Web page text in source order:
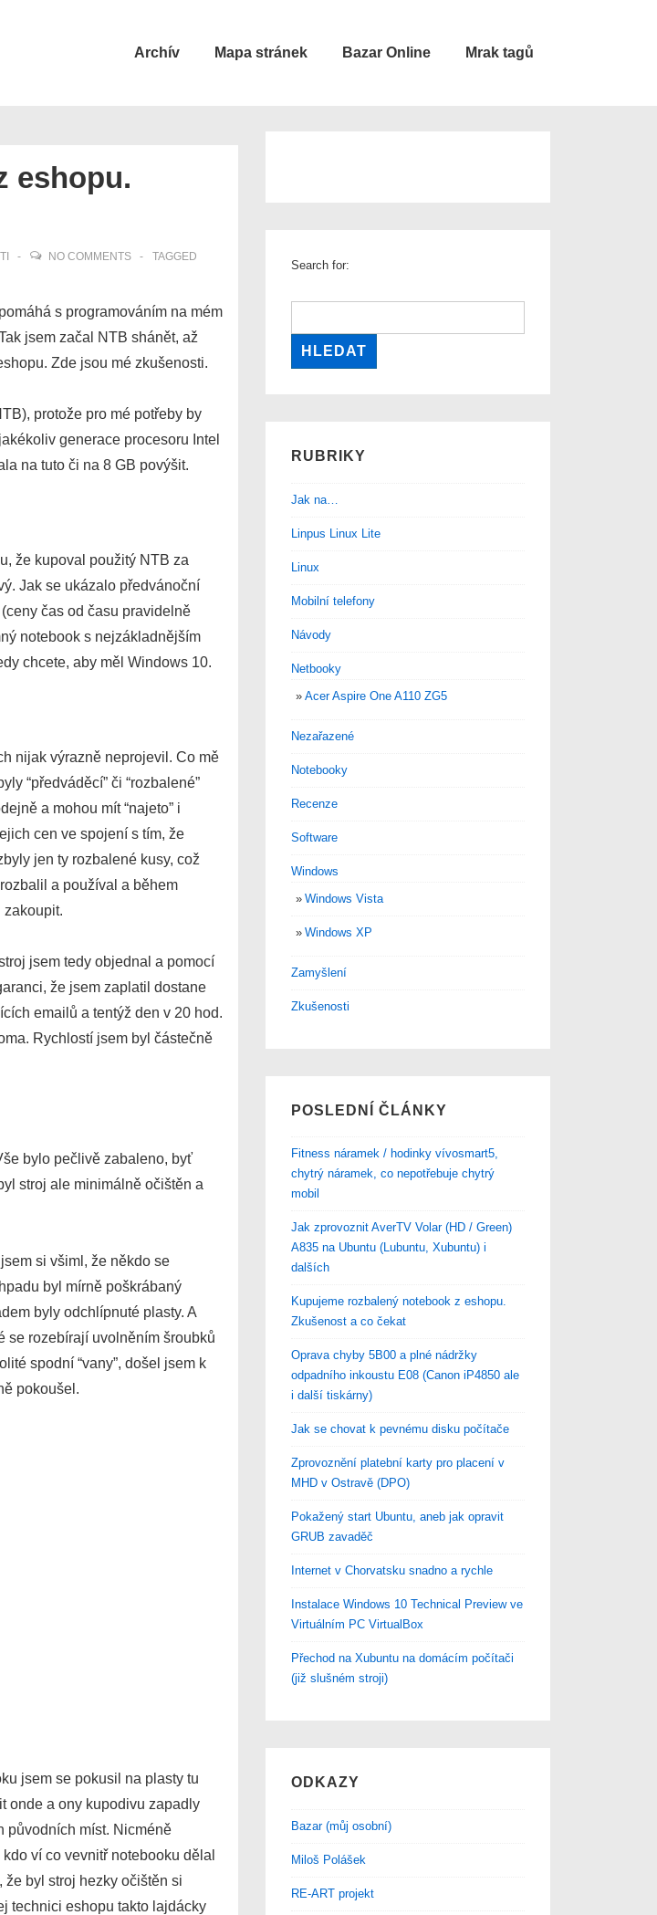
Archív Mapa stránek Bazar Online Mrak tagů
eshopu.
NO COMMENTS
TAGGED
s programováním na mém
jsem začal NTB shánět, až
Zde jsou mé zkušenosti.
protože pro mé potřeby by
generace procesoru Intel
na tuto či na 8 GB povýšit.
že kupoval použitý NTB za
Jak se ukázalo předvánoční
čas od času pravidelně
notebook s nejzákladnějším
chcete, aby měl Windows 10.
nijak výrazně neprojevil. Co mě
“předváděcí” či “rozbalené”
a mohou mít “najeto” i
cen ve spojení s tím, že
jen ty rozbalené kusy, což
a používal a během
zakoupit.
jsem tedy objednal a pomocí
že jsem zaplatil dostane
emailů a tentýž den v 20 hod.
Rychlostí jsem byl částečně
bylo pečlivě zabaleno, byť
stroj ale minimálně očištěn a
si všiml, že někdo se
byl mírně poškrábaný
byly odchlípnuté plasty. A
se rozebírají uvolněním šroubků
spodní “vany”, došel jsem k
pokoušel.
jsem se pokusil na plasty tu
onde a ony kupodivu zapadly
původních míst. Nicméně
ví co vevnitř notebooku dělal
že byl stroj hezky očištěn si
technici eshopu takto lajdácky
Search for:
RUBRIKY
Jak na…
Linpus Linux Lite
Linux
Mobilní telefony
Návody
Netbooky
Acer Aspire One A110 ZG5
Nezařazené
Notebooky
Recenze
Software
Windows
Windows Vista
Windows XP
Zamyšlení
Zkušenosti
POSLEDNÍ ČLÁNKY
Fitness náramek / hodinky vívosmart5,
chytrý náramek, co nepotřebuje chytrý
mobil
Jak zprovoznit AverTV Volar (HD / Green)
A835 na Ubuntu (Lubuntu, Xubuntu) i
dalších
Kupujeme rozbalený notebook z eshopu.
Zkušenost a co čekat
Oprava chyby 5B00 a plné nádržky
odpadního inkoustu E08 (Canon iP4850 ale
i další tiskárny)
Jak se chovat k pevnému disku počítače
Zprovoznění platební karty pro placení v
MHD v Ostravě (DPO)
Pokažený start Ubuntu, aneb jak opravit
GRUB zavaděč
Internet v Chorvatsku snadno a rychle
Instalace Windows 10 Technical Preview ve
Virtuálním PC VirtualBox
Přechod na Xubuntu na domácím počítači
(již slušném stroji)
ODKAZY
Bazar (můj osobní)
Miloš Polášek
RE-ART projekt